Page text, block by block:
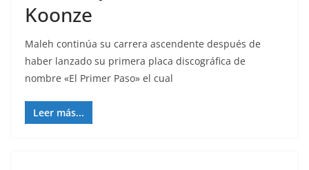
Koonze
Maleh continúa su carrera ascendente después de
haber lanzado su primera placa discográfica de
nombre «El Primer Paso» el cual
Leer más...